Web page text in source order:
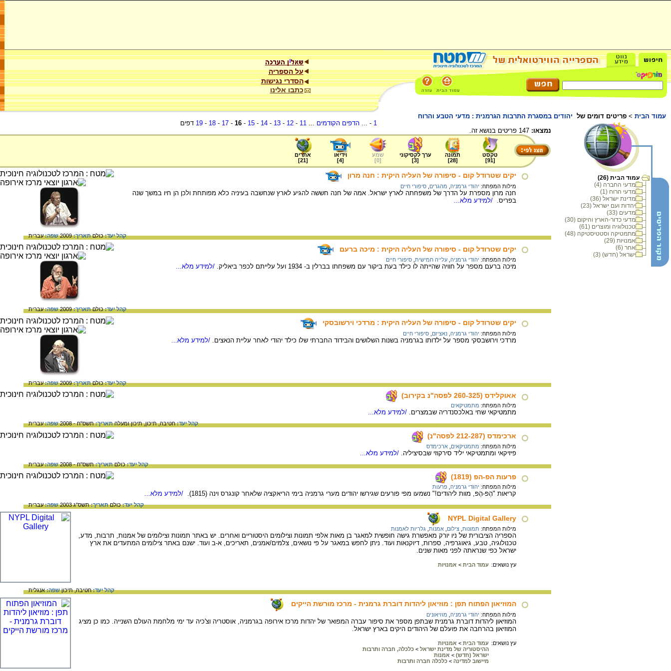
על הספריה
הסדרי נגישות
כתבו אלינו
עמוד הבית > פריטים דומים של יהודים במסגרת התרבות הגרמנית : מדעי הטבע והרוח
עמוד הבית (26)
מדעי החברה (4)
מדעי הרוח (1)
מדינת ישראל (36)
יהדות ועם ישראל (23)
מדעים (33)
מדעי כדור-הארץ והיקום (30)
טכנולוגיה ומוצרים (61)
מתמטיקה וסטטיסטיקה (48)
אמנויות (29)
אחר (6)
ישראל (חדש) (3)
1
- ... הדפים הקודמים ...
11
-
12
-
13
-
14
-
15
-
16
-
17
-
18
-
19 דפים
נמצאו:
טקסט
[
91
]
תמונה
[
28
]
ערך לקסיקוני
[
3
]
שמע
[
0
]
וידיאו
[
4
]
אתרים
[
21
]
יקים שטרודל קום - סיפורה של העליה היקית : חנה מרון
מילות המפתח: יהודי גרמניה מהגרים סיפורי חיים
חנה מרון מספרת על הדרך של משפחתה לארץ ישראל. אמה של חנה חששה להגיע לארץ שנחשבה בעיניה כלא מפותחת ולכן הן חיו במשך שנה
בפריס. /למידע מלא...
קהל יעד:כולםתאריך:2009 שפה:עברית
יקים שטרודל קום - סיפורה של העליה היקית : מיכה ברעם
מילות המפתח: יהודי גרמניה עלייה חמישית סיפורי חיים
מיכה ברעם מספר על חוויה שהייתה לו כילד בעת ביקור עם משפחתו בברלין ב- 1934 ועל עלייתם לכפר ביאליק. /למידע מלא...
קהל יעד:כולםתאריך:2009 שפה:עברית
יקים שטרודל קום - סיפורה של העליה היקית : מרדכי וירשובסקי
מילות המפתח: יהודי גרמניה נאציזם סיפורי חיים
מרדכי וירושבסקי מספר על ילדותו בגרמניה בשנות השלושים והבידוד החברתי שלו כילד יהודי לאחר עליית הנאצים. /למידע מלא...
קהל יעד:כולםתאריך:2009 שפה:עברית
אאוקלידס (260-325 לפסה"נ בקירוב)
מילות המפתח: מתמטיקאים
מתמטיקאי שחי באלכסנדריה שבמצרים. /למידע מלא...
קהל יעד:חטיבה,תיכון,תיכון ומעלהתאריך:תשס"ח - 2008 שפה:עברית
ארכימדס (212-287 לפסה"נ)
מילות המפתח: מתמטיקאים ארכימדס
פיזיקאי ומתמטיקאי יליד סירקוזי שבסיציליה. /למידע מלא...
קהל יעד:כולםתאריך:תשס"ח - 2008 שפה:עברית
פרעות הפ-הפ (1819)
מילות המפתח: יהודי גרמניה פרעות
קריאות "הֶפּ-הֶפּ, מוות ליהודים!" נשמעו מפי פורעים שגירשו יהודים מערי גרמניה בימי הריאקציה שלאחר קונגרס וינה (1815). /למידע מלא...
קהל יעד:כולםתאריך:תשס"ג 2003 שפה:עברית
NYPL Digital Gallery
מילות המפתח: תמונות צילום אמנות גלריות לאמנות
הספריה הציבורית של ניו יורק מאפשרת גישה חופשית למאגר בן מאות אלפי תמונות וצילומים היסטוריים ואחרים. יש באתר תמונות וצילומים של אמנות, תרבות, מדע,
טכנולוגיה, טבע, גיאוגרפיה, ספרות, דיוקנאות ועוד. ניתן לחפש במאגר על פי נושאים, צלמים/אמנים, תאריכים, א-ב ועוד. ישנם באתר צילומים המתעדים את ארץ
ישראל כפי שנראתה לפני מאות שנים.
עץ נושאים: עמוד הבית > אמנויות
קהל יעד:חטיבה,תיכוןשפה:אנגלית
המוזיאון הפתוח תפן : מוזיאון ליהדות דוברת גרמנית - מרכז מורשת הייקים
מילות המפתח: יהודי גרמניה מוזיאונים
המוזיאון ליהדות דוברת גרמנית שבתפן מספר את סיפור עברה המפואר של יהדות מרכז אירופה בגרמניה, אוסטריה וצ'כיה עד ימי מלחמת העולם השנייה. כמו כן מציג
המוזיאון בהרחבה את פועלם של היהודים היקים בארץ ישראל.
עץ נושאים: עמוד הבית > אמנויות
ההיסטוריה של מדינת ישראל > כלכלה, חברה ותרבות
ישראל (חדש) > אמנות
מיישוב למדינה > כלכלה חברה ותרבות